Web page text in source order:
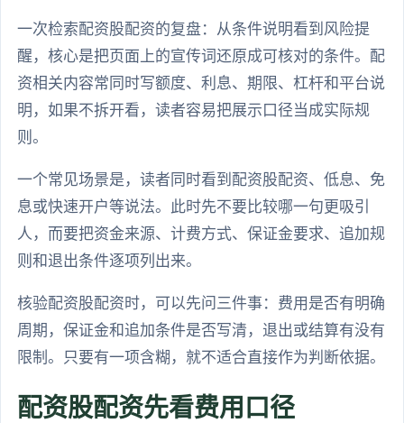
一次检索配资股配资的复盘：从条件说明看到风险提
醒，核心是把页面上的宣传词还原成可核对的条件。配
资相关内容常同时写额度、利息、期限、杠杆和平台说
明，如果不拆开看，读者容易把展示口径当成实际规
则。
一个常见场景是，读者同时看到配资股配资、低息、免
息或快速开户等说法。此时先不要比较哪一句更吸引
人，而要把资金来源、计费方式、保证金要求、追加规
则和退出条件逐项列出来。
核验配资股配资时，可以先问三件事：费用是否有明确
周期，保证金和追加条件是否写清，退出或结算有没有
限制。只要有一项含糊，就不适合直接作为判断依据。
配资股配资先看费用口径